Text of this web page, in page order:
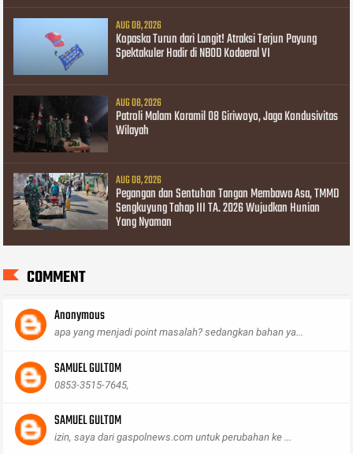
AUG 08, 2026
Kopaska Turun dari Langit! Atraksi Terjun Payung
Spektakuler Hadir di NBOD Kodaeral VI
AUG 08, 2026
Patroli Malam Koramil 08 Giriwoyo, Jaga Kondusivitas
Wilayah
AUG 08, 2026
Pegangan dan Sentuhan Tangan Membawa Asa, TMMD
Sengkuyung Tahap III TA. 2026 Wujudkan Hunian
Yang Nyaman
COMMENT
Anonymous
apa yang menjadi point masalah? sedangkan bahan ya...
SAMUEL GULTOM
0853-3515-7645,
SAMUEL GULTOM
izin, saya dari gaspolnews.com untuk perubahan ke ...